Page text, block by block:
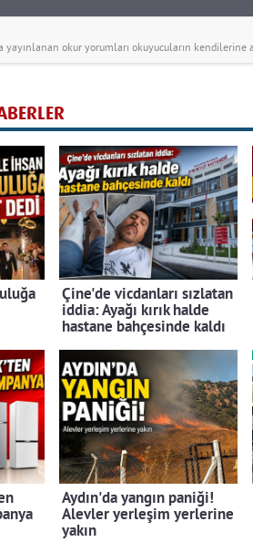
yayınlanan okur yorumları okuyucuların kendilerine
Çine'de vicdanları sızlatan
iddia: Ayağı kırık halde
hastane bahçesinde kaldı
Aydın'da yangın paniği!
Alevler yerleşim yerlerine
yakın